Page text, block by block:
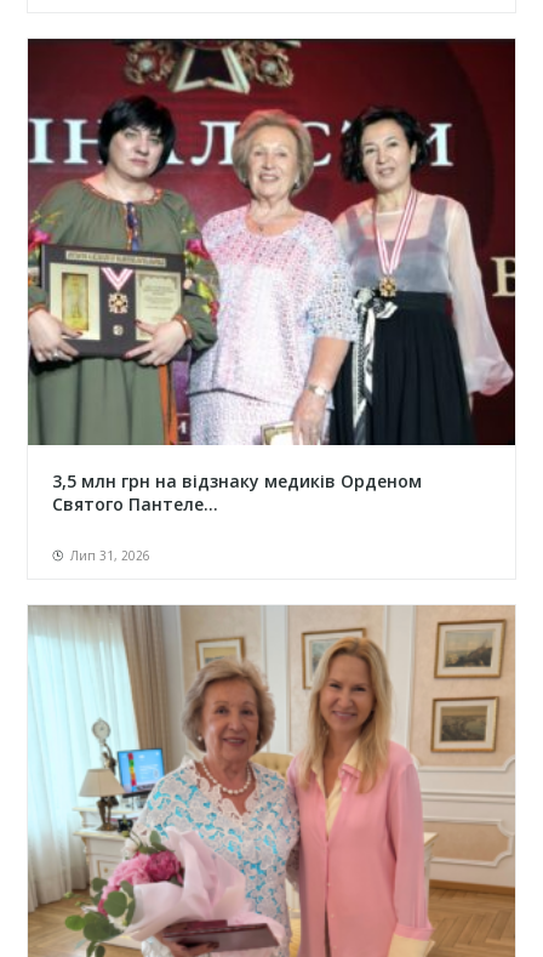
3,5 млн грн на відзнаку медиків Орденом
Святого Пантеле...
Лип 31, 2026